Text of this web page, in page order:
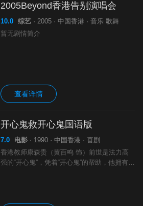
2005Beyond香港告别演唱会
10.0 综艺 · 2005 · 中国香港 · 音乐 歌舞
暂无剧情简介
查看详情
开心鬼救开心鬼国语版
7.0 电影 · 1990 · 中国香港 · 喜剧
香港教师康森贵（黄百鸣 饰）前世是法力高
强的“开心鬼”，凭着“开心鬼”的帮助，他拥有超